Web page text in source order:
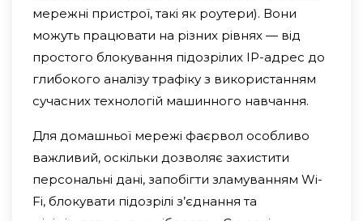
мережні пристрої, такі як роутери). Вони
можуть працювати на різних рівнях — від
простого блокування підозрілих IP-адрес до
глибокого аналізу трафіку з використанням
сучасних технологій машинного навчання.
Для домашньої мережі фаєрвол особливо
важливий, оскільки дозволяє захистити
персональні дані, запобігти зламуванням Wi-
Fi, блокувати підозрілі з’єднання та